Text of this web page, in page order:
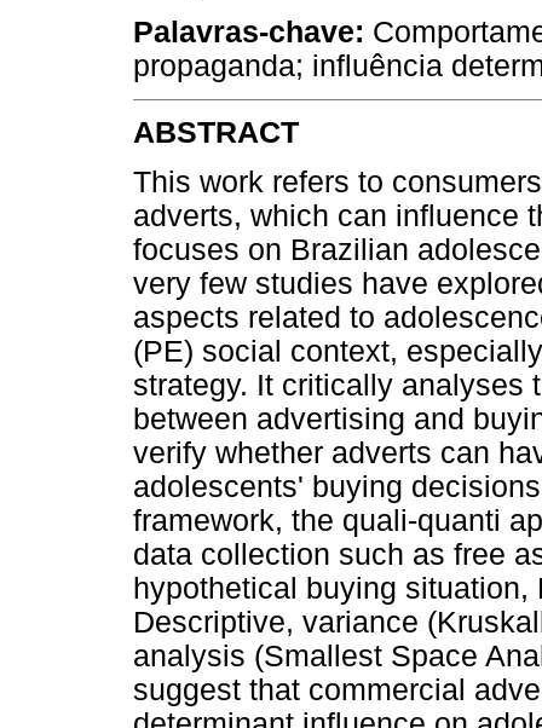
Palavras-chave:
propaganda; influência
ABSTRACT
This work refers to
adverts, which can influence
focuses on Brazilian
very few studies have
aspects related to
(PE) social context,
strategy. It critically analyses
between advertising and
verify whether adverts can
adolescents' buying
framework, the quali-quanti
data collection such as free
hypothetical buying
Descriptive, variance
analysis (Smallest Space
suggest that commercial